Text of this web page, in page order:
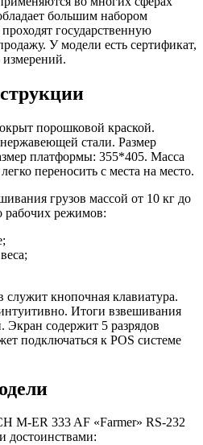
большим набором
государственную
У модели есть сертификат,
порошковой краской.
стали. Размер
платформы: 355*405. Масса
переносить с места на место.
грузов массой от 10 кг до
рабочих режимов:
кнопочная клавиатура.
Итоги взвешивания
Экран содержит 5 разрядов
подключаться к POS системе
M-ER 333 AF «Farmer» RS-232
достоинствами: